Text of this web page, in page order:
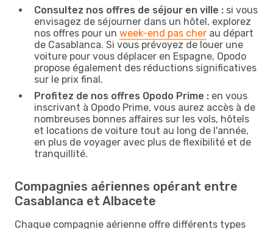
Consultez nos offres de séjour en ville : si vous
envisagez de séjourner dans un hôtel, explorez
nos offres pour un week-end pas cher au départ
de Casablanca. Si vous prévoyez de louer une
voiture pour vous déplacer en Espagne, Opodo
propose également des réductions significatives
sur le prix final.
Profitez de nos offres Opodo Prime : en vous
inscrivant à Opodo Prime, vous aurez accès à de
nombreuses bonnes affaires sur les vols, hôtels
et locations de voiture tout au long de l'année,
en plus de voyager avec plus de flexibilité et de
tranquillité.
Compagnies aériennes opérant entre
Casablanca et Albacete
Chaque compagnie aérienne offre différents types